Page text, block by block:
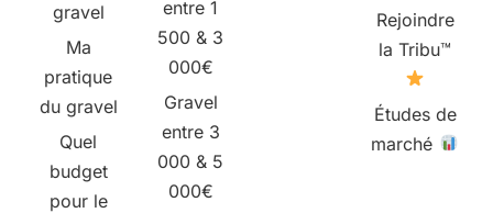
gravel
Ma
pratique
du gravel
Quel
budget
pour le
entre 1
500 & 3
000€
Gravel
entre 3
000 & 5
000€
Rejoindre
la Tribu™
Études de
marché